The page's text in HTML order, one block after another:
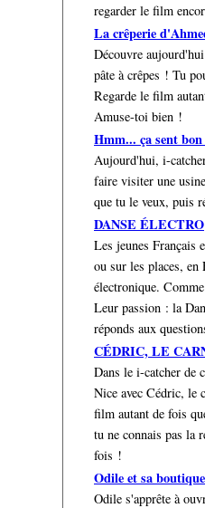
regarder le film
La crêperie
Découvre
pâte à crêpes ! Tu
Regarde le film
Amuse-toi bien !
Hmm... ça sent
Aujourd'hui, i-
faire visiter une
que tu le veux, puis
DANSE ÉLECTRO
Les jeunes Français
ou sur les places, en
électronique.
Leur passion : la
réponds aux
CÉDRIC, LE
Dans le i-catcher de
Nice avec Cédric, le
film autant de fois
tu ne connais pas la
fois !
Odile et sa
Odile s'apprête à